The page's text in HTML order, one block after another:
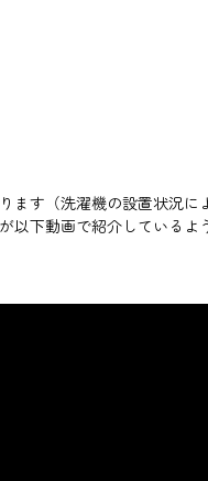
す（洗濯機の設置状況に
下動画で紹介しているよ